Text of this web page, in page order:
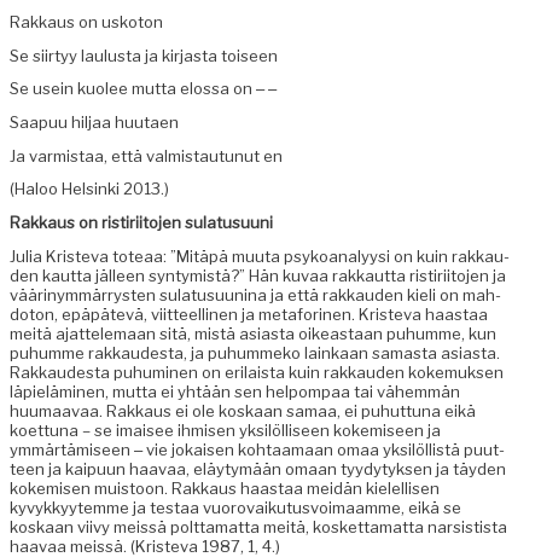
Rakkaus on uskoton
Se siir­tyy laulus­ta ja kir­jas­ta toiseen
Se usein kuolee mut­ta elos­sa on ‒ ‒
Saa­puu hil­jaa huutaen
Ja varmis­taa, että valmis­tau­tunut en
(Haloo Helsin­ki 2013.)
Rakkaus on ris­tiri­ito­jen sulatusuuni
Julia Kris­te­va toteaa: ”Mitäpä muu­ta psyko­ana­lyysi on kuin rakkau­
den kaut­ta jälleen syn­tymistä?” Hän kuvaa rakkaut­ta ris­tiri­ito­jen ja
väärinymmär­rysten sula­tusu­un­i­na ja että rakkau­den kieli on mah­
do­ton, epäpätevä, viit­teelli­nen ja metafori­nen. Kris­te­va haas­taa
meitä ajat­tele­maan sitä, mis­tä asi­as­ta oikeas­t­aan puhumme, kun
puhumme rakkaud­es­ta, ja puhum­meko lainkaan samas­ta asi­as­ta.
Rakkaud­es­ta puhumi­nen on eri­laista kuin rakkau­den koke­muk­sen
läpielämi­nen, mut­ta ei yhtään sen helpom­paa tai vähem­män
huumaavaa. Rakkaus ei ole koskaan samaa, ei puhut­tuna eikä
koet­tuna – se imaisee ihmisen yksilöl­liseen kokemiseen ja
ymmärtämiseen ‒ vie jokaisen kohtaa­maan omaa yksilöl­listä puut­
teen ja kaipu­un haavaa, eläy­tymään omaan tyy­dy­tyk­sen ja täy­den
kokemisen muis­toon. Rakkaus haas­taa mei­dän kielel­lisen
kyvykkyytemme ja tes­taa vuorovaiku­tusvoimaamme, eikä se
koskaan viivy meis­sä polt­ta­mat­ta meitä, kos­ket­ta­mat­ta nar­sis­tista
haavaa meis­sä. (Kris­te­va 1987, 1, 4.)